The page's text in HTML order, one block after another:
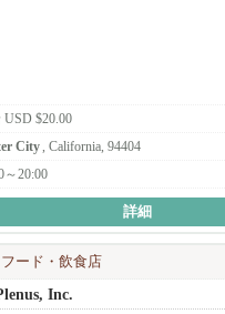
USD $20.00
City , California, 94404
～20:00
詳細
フード・飲食店
Inc.